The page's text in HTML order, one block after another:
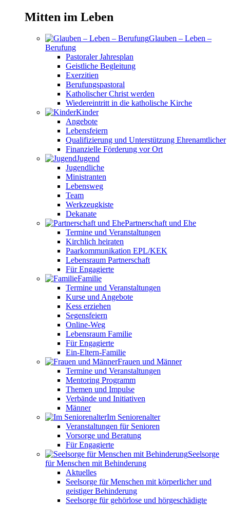
Mitten im Leben
Glauben – Leben –
Berufung
Pastoraler Jahresplan
Geistliche Begleitung
Exerzitien
Berufungspastoral
Katholischer Christ werden
Wiedereintritt in die katholische Kirche
Kinder
Angebote
Lebensfeiern
Qualifizierung und Unterstützung Ehrenamtlicher
Finanzielle Förderung vor Ort
Jugend
Jugendliche
Ministranten
Lebensweg
Team
Werkzeugkiste
Dekanate
Partnerschaft und Ehe
Termine und Veranstaltungen
Kirchlich heiraten
Paarkommunikation EPL/KEK
Lebensraum Partnerschaft
Für Engagierte
Familie
Termine und Veranstaltungen
Kurse und Angebote
Kess erziehen
Segensfeiern
Online-Weg
Lebensraum Familie
Für Engagierte
Ein-Eltern-Familie
Frauen und Männer
Termine und Veranstaltungen
Mentoring Programm
Themen und Impulse
Verbände und Initiativen
Männer
Im Seniorenalter
Veranstaltungen für Senioren
Vorsorge und Beratung
Für Engagierte
Seelsorge
für Menschen mit Behinderung
Aktuelles
Seelsorge für Menschen mit körperlicher und
geistiger Behinderung
Seelsorge für gehörlose und hörgeschädigte